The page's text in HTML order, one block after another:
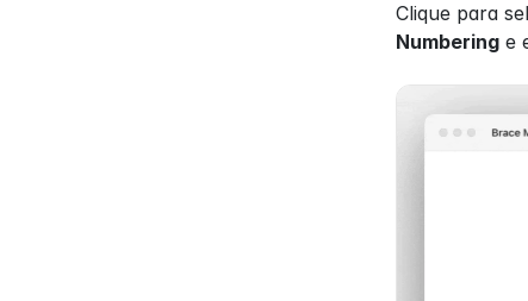
Clique para
Numbering e